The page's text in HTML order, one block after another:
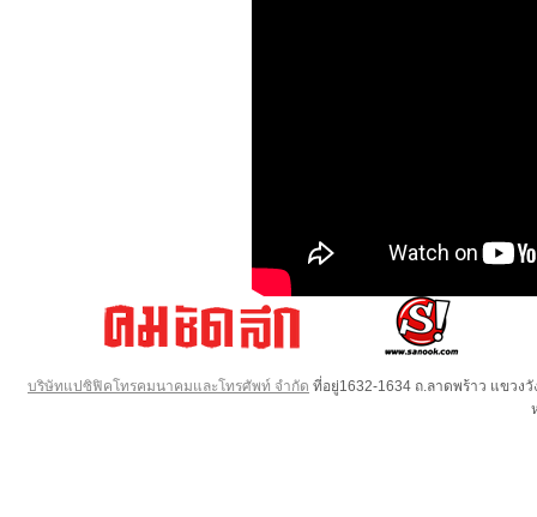
บริษัทแปซิฟิคโทรคมนาคมและโทรศัพท์ จำกัด ที่อยู่1632-1634 ถ.ลาดพร้าว แขวง